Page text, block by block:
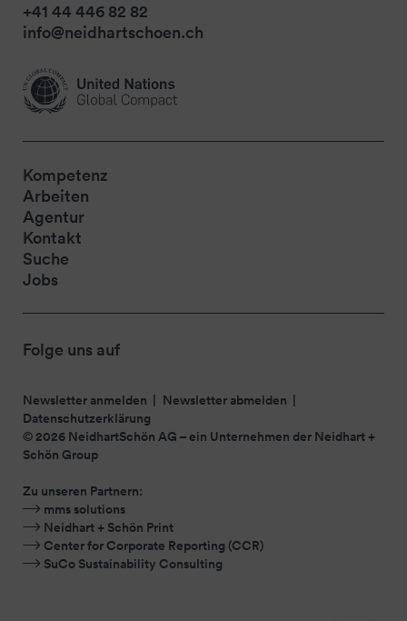
+41 44 446 82 82
info@neidhartschoen.ch
Kompetenz
Arbeiten
Agentur
Kontakt
Suche
Jobs
Folge uns auf
Newsletter anmelden
Newsletter abmelden
Datenschutzerklärung
© 2026 NeidhartSchön AG – ein Unternehmen der Neidhart +
Schön Group
Zu unseren Partnern:
mms solutions
Neidhart + Schön Print
Center for Corporate Reporting (CCR)
SuCo Sustainability Consulting